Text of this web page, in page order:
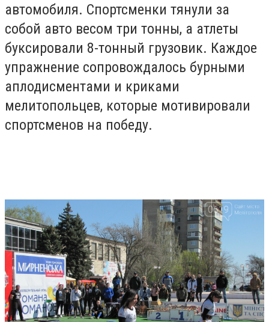
автомобиля. Спортсменки тянули за
собой авто весом три тонны, а атлеты
буксировали 8-тонный грузовик. Каждое
упражнение сопровождалось бурными
аплодисментами и криками
мелитопольцев, которые мотивировали
спортсменов на победу.